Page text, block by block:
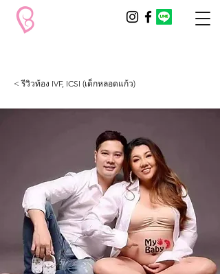
< รีวิวท้อง IVF, ICSI (เด็กหลอดแก้ว)